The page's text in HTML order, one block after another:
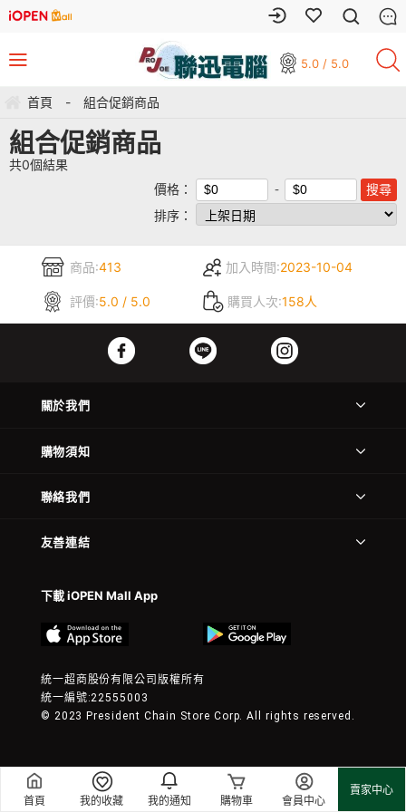
首頁 我的收藏 我的通知 購物車 會員中心
賣家中心
5.0 / 5.0
首頁 - 組合促銷商品
組合促銷商品
共0個結果
價格：
排序：
商品:413 加入時間:2023-10-04
評價:5.0 / 5.0 購買人次:158人
關於我們
購物須知
聯絡我們
友善連結
下載 iOPEN Mall App
統一超商股份有限公司版權所有
統一編號:22555003
© 2023 President Chain Store Corp. All rights reserved.